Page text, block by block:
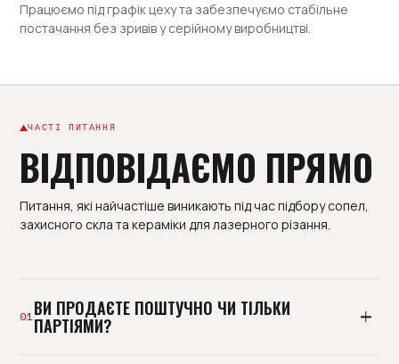
Працюємо під графік цеху та забезпечуємо стабільне
постачання без зривів у серійному виробництві.
ЧАСТІ ПИТАННЯ
ВІДПОВІДАЄМО ПРЯМО
Питання, які найчастіше виникають під час підбору сопел,
захисного скла та кераміки для лазерного різання.
01ВИ ПРОДАЄТЕ ПОШТУЧНО ЧИ ТІЛЬКИ
ПАРТІЯМИ?